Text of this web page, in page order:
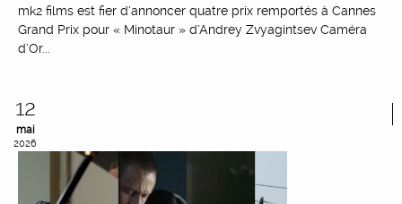
mk2 films est fier d’annoncer quatre prix remportés à Cannes
Grand Prix pour « Minotaur » d’Andrey Zvyagintsev Caméra
d’Or...
12
mai
2026